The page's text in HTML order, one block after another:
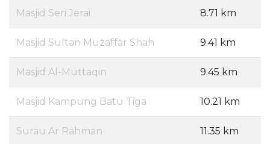
Masjid Seri Jerai 8.71 km
Masjid Sultan Muzaffar Shah 9.41 km
Masjid Al-Muttaqin 9.45 km
Masjid Kampung Batu Tiga 10.21 km
Surau Ar Rahman 11.35 km